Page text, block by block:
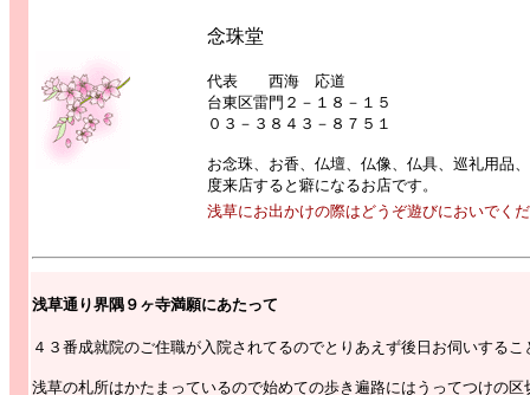
念珠堂
代表 西海 応道
台東区雷門２－１８－１５
０３－３８４３－８７５１
お念珠、お香、仏壇、仏像、仏具、巡礼用品
度来店すると癖になるお店です。
浅草にお出かけの際はどうぞ遊びにおいでく
浅草通り界隅９ヶ寺満願にあたって
４３番成就院のご住職が入院されてるのでとりあえず後日お伺いするこ
浅草の札所はかたまっているので始めての歩き遍路にはうってつけの